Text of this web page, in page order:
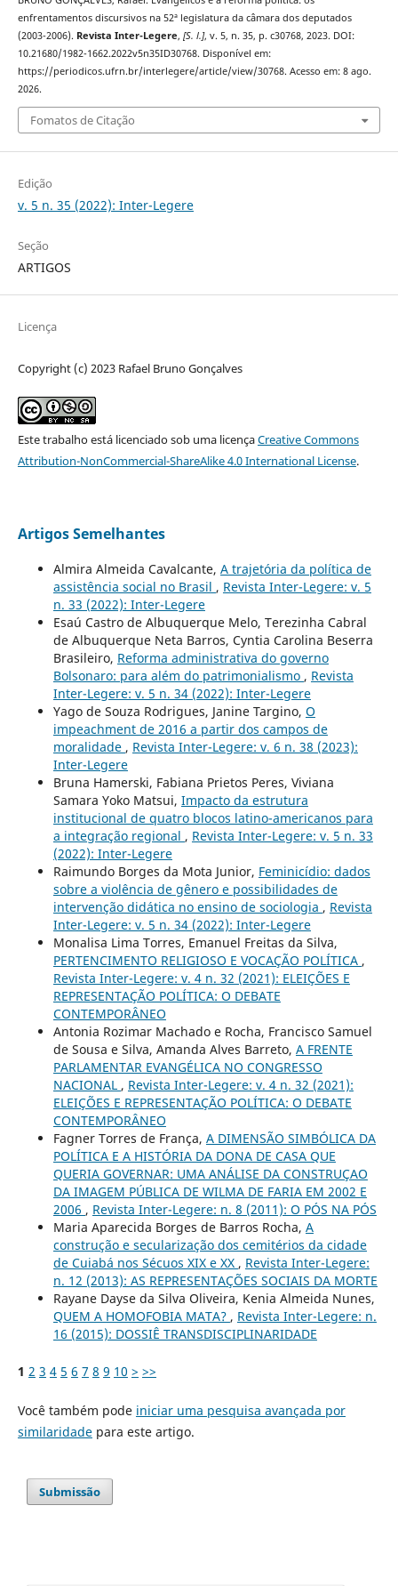
enfrentamentos discursivos na 52ª legislatura da câmara dos deputados
(2003-2006). Revista Inter-Legere, [S. l.], v. 5, n. 35, p. c30768, 2023. DOI:
10.21680/1982-1662.2022v5n35ID30768. Disponível em:
https://periodicos.ufrn.br/interlegere/article/view/30768. Acesso em: 8 ago.
2026.
Fomatos de Citação
Edição
v. 5 n. 35 (2022): Inter-Legere
Seção
ARTIGOS
Licença
Copyright (c) 2023 Rafael Bruno Gonçalves
Este trabalho está licenciado sob uma licençaCreative Commons
Attribution-NonCommercial-ShareAlike 4.0 International License.
Artigos Semelhantes
Almira Almeida Cavalcante, A trajetória da política de
assistência social no Brasil , Revista Inter-Legere: v. 5
n. 33 (2022): Inter-Legere
Esaú Castro de Albuquerque Melo, Terezinha Cabral
de Albuquerque Neta Barros, Cyntia Carolina Beserra
Brasileiro, Reforma administrativa do governo
Bolsonaro: para além do patrimonialismo , Revista
Inter-Legere: v. 5 n. 34 (2022): Inter-Legere
Yago de Souza Rodrigues, Janine Targino, O
impeachment de 2016 a partir dos campos de
moralidade , Revista Inter-Legere: v. 6 n. 38 (2023):
Inter-Legere
Bruna Hamerski, Fabiana Prietos Peres, Viviana
Samara Yoko Matsui, Impacto da estrutura
institucional de quatro blocos latino-americanos para
a integração regional , Revista Inter-Legere: v. 5 n. 33
(2022): Inter-Legere
Raimundo Borges da Mota Junior, Feminicídio: dados
sobre a violência de gênero e possibilidades de
intervenção didática no ensino de sociologia , Revista
Inter-Legere: v. 5 n. 34 (2022): Inter-Legere
Monalisa Lima Torres, Emanuel Freitas da Silva,
PERTENCIMENTO RELIGIOSO E VOCAÇÃO POLÍTICA ,
Revista Inter-Legere: v. 4 n. 32 (2021): ELEIÇÕES E
REPRESENTAÇÃO POLÍTICA: O DEBATE
CONTEMPORÂNEO
Antonia Rozimar Machado e Rocha, Francisco Samuel
de Sousa e Silva, Amanda Alves Barreto, A FRENTE
PARLAMENTAR EVANGÉLICA NO CONGRESSO
NACIONAL , Revista Inter-Legere: v. 4 n. 32 (2021):
ELEIÇÕES E REPRESENTAÇÃO POLÍTICA: O DEBATE
CONTEMPORÂNEO
Fagner Torres de França, A DIMENSÃO SIMBÓLICA DA
POLÍTICA E A HISTÓRIA DA DONA DE CASA QUE
QUERIA GOVERNAR: UMA ANÁLISE DA CONSTRUÇAO
DA IMAGEM PÚBLICA DE WILMA DE FARIA EM 2002 E
2006 , Revista Inter-Legere: n. 8 (2011): O PÓS NA PÓS
Maria Aparecida Borges de Barros Rocha, A
construção e secularização dos cemitérios da cidade
de Cuiabá nos Sécuos XIX e XX , Revista Inter-Legere:
n. 12 (2013): AS REPRESENTAÇÕES SOCIAIS DA MORTE
Rayane Dayse da Silva Oliveira, Kenia Almeida Nunes,
QUEM A HOMOFOBIA MATA? , Revista Inter-Legere: n.
16 (2015): DOSSIÊ TRANSDISCIPLINARIDADE
1 2 3 4 5 6 7 8 9 10 > >>
Você também pode iniciar uma pesquisa avançada por
similaridadepara este artigo.
Submissão